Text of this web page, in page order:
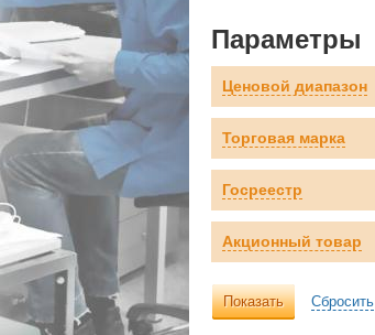
Параметры
Ценовой диапазон
Торговая марка
Госреестр
Акционный товар
Показать Сбросить